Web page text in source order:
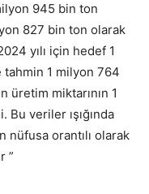
945 bin ton
827 bin ton olarak
yılı için hedef 1
tahmin 1 milyon 764
üretim miktarının 1
veriler ışığında
nüfusa orantılı olarak
”